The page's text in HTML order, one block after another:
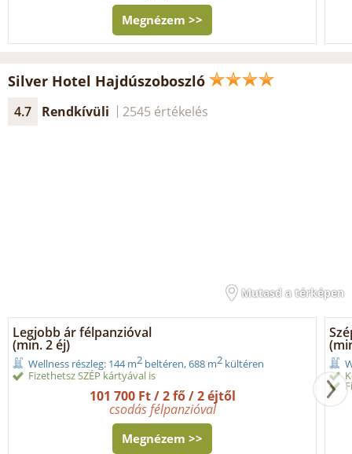
Megnézem >>
Silver Hotel Hajdúszoboszló
4.7 Rendkívüli 2545 értékelés
Mutasd a térképen
Legjobb ár félpanzióval
(min. 2 éj)
Wellness részleg: 144 m2 beltéren, 688 m2 kültéren
Fizethetsz SZÉP kártyával is
101 700 Ft / 2 fő / 2 éjtől
csodás félpanzióval
Megnézem >>